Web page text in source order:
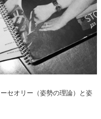
セオリー（姿勢の理論）と姿